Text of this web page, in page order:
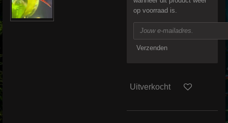
op voorraad is.
Verzenden
Uitverkocht